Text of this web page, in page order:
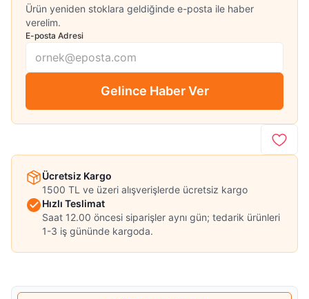
Ürün yeniden stoklara geldiğinde e-posta ile haber
verelim.
E-posta Adresi
Gelince Haber Ver
Ücretsiz Kargo
1500 TL ve üzeri alışverişlerde ücretsiz kargo
Hızlı Teslimat
Saat 12.00 öncesi siparişler aynı gün; tedarik ürünleri
1-3 iş gününde kargoda.